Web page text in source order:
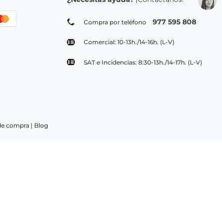
Compra por teléfono 977 595 808
Comercial: 10-13h./14-16h. (L-V)
SAT e Incidencias: 8:30-13h./14-17h. (L-V)
compra | Blog